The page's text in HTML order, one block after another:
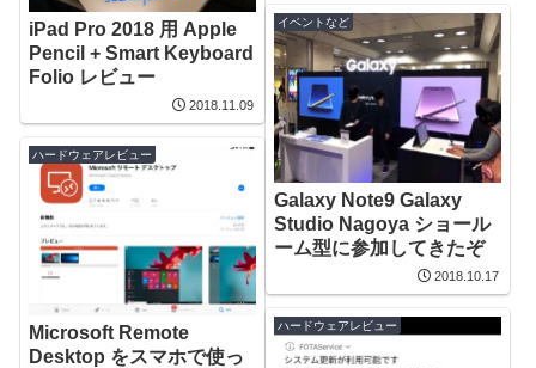
iPad Pro 2018 用 Apple
Pencil + Smart Keyboard
Folio レビュー
2018.11.09
イベントなど
Galaxy Note9 Galaxy
Studio Nagoya ショール
ーム型に参加してきたぞ
2018.10.17
ハードウェアレビュー
Microsoft Remote
Desktop をスマホで使っ
ハードウェアレビュー